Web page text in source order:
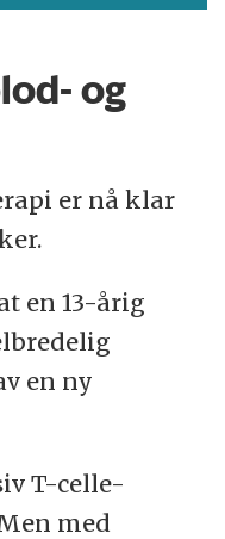
og
er nå klar
en 13-årig
en ny
T-celle-
med